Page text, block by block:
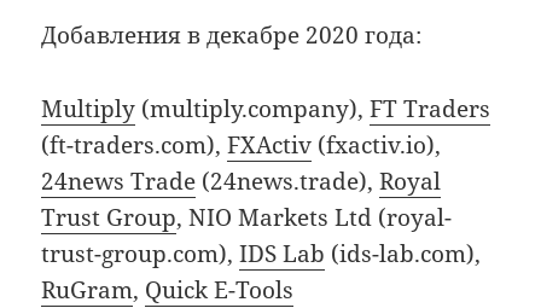
Добавления в декабре 2020 года:
Multiply (multiply.company),FT Traders
(ft-traders.com),FXActiv (fxactiv.io),
24news Trade (24news.trade),Royal
Trust Group, NIO Markets Ltd (royal-
trust-group.com),IDS Lab (ids-lab.com),
RuGram, Quick E-Tools